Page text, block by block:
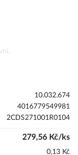
10.032.674
4016779549981
2CDS271001R0104
279,56 Kč/ks
0,13 Kč